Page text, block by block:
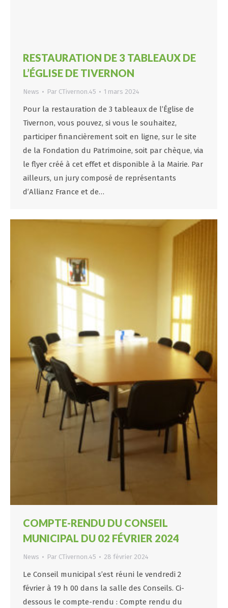
RESTAURATION DE 3 TABLEAUX DE
L’ÉGLISE DE TIVERNON
News Par CTivernon.45 1 mars 2024
Pour la restauration de 3 tableaux de l’Église de
Tivernon, vous pouvez, si vous le souhaitez,
participer financièrement soit en ligne, sur le site
de la Fondation du Patrimoine, soit par chèque, via
le flyer créé à cet effet et disponible à la Mairie. Par
ailleurs, un jury composé de représentants
d’Allianz France et de…
COMPTE-RENDU DU CONSEIL
MUNICIPAL DU 02 FÉVRIER 2024
News Par CTivernon.45 28 février 2024
Le Conseil municipal s’est réuni le vendredi 2
février à 19 h 00 dans la salle des Conseils. Ci-
dessous le compte-rendu : Compte rendu du